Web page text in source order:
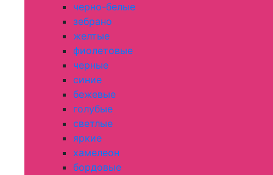
черно-белые
зебрано
желтые
фиолетовые
черные
синие
бежевые
голубые
светлые
яркие
хамелеон
бордовые